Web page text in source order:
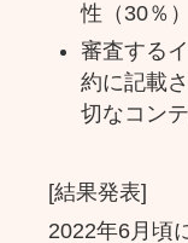
性（30％）
審査する
約に記載
切なコン
[結果発表]
2022年6月頃